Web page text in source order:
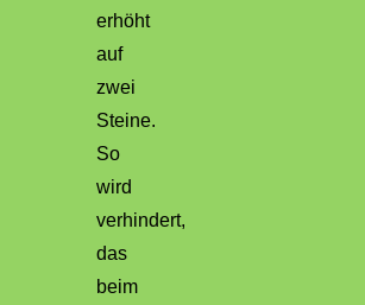
erhöht
auf
zwei
Steine.
So
wird
verhindert,
das
beim